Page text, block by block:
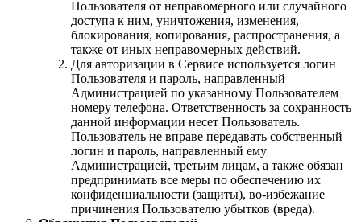
Пользователя от неправомерного или случайного
доступа к ним, уничтожения, изменения,
блокирования, копирования, распространения, а
также от иных неправомерных действий.
Для авторизации в Сервисе используется логин
Пользователя и пароль, направленный
Администрацией по указанному Пользователем
номеру телефона. Ответственность за сохранность
данной информации несет Пользователь.
Пользователь не вправе передавать собственный
логин и пароль, направленный ему
Администрацией, третьим лицам, а также обязан
предпринимать все меры по обеспечению их
конфиденциальности (защиты), во-избежание
причинения Пользователю убытков (вреда).